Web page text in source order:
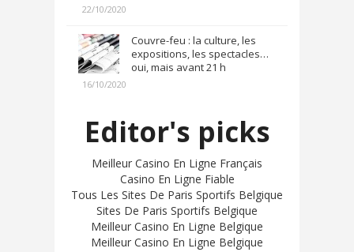
22/10/2020
Couvre-feu : la culture, les
expositions, les spectacles…
oui, mais avant 21 h
16/10/2020
Editor's picks
Meilleur Casino En Ligne Français
Casino En Ligne Fiable
Tous Les Sites De Paris Sportifs Belgique
Sites De Paris Sportifs Belgique
Meilleur Casino En Ligne Belgique
Meilleur Casino En Ligne Belgique